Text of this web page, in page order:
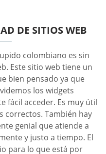
DE SITIOS WEB
colombiano es sin
Este sitio web tiene un
bien pensado ya que
los widgets
fácil acceder. Es muy útil
correctos. También hay
genial que atiende a
y justo a tiempo. El
para lo que está por